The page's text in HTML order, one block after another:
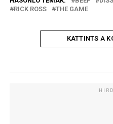
RICK ROSS
THE GAME
KATTINTS A